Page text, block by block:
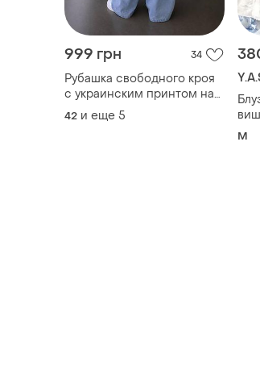
999 грн 34
Рубашка свободного кроя
с украинским принтом на
спинке
42 и еще 5
M